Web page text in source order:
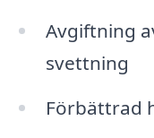
Avgiftning
svettning
Förbättrad